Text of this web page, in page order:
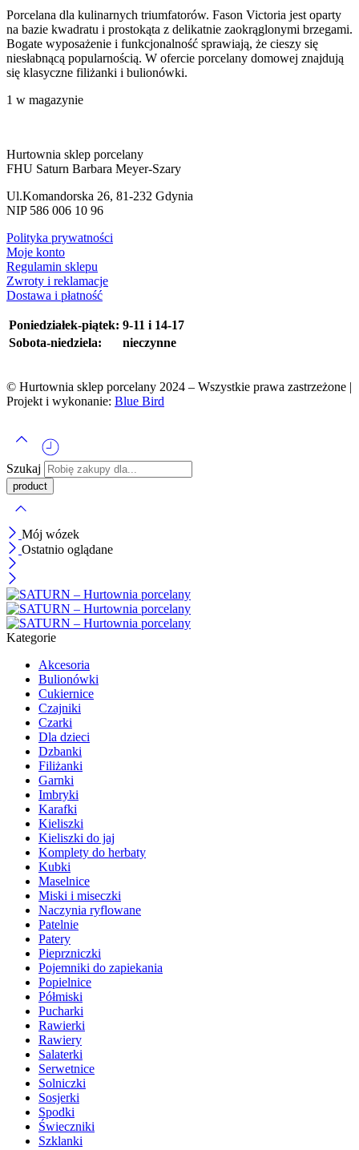
Porcelana dla kulinarnych triumfatorów. Fason Victoria jest oparty
na bazie kwadratu i prostokąta z delikatnie zaokrąglonymi brzegami.
Bogate wyposażenie i funkcjonalność sprawiają, że cieszy się
niesłabnącą popularnością. W ofercie porcelany domowej znajdują
się klasyczne filiżanki i bulionówki.
1 w magazynie
Hurtownia sklep porcelany
FHU Saturn Barbara Meyer-Szary
Ul.Komandorska 26, 81-232 Gdynia
NIP 586 006 10 96
Polityka prywatności
Moje konto
Regulamin sklepu
Zwroty i reklamacje
Dostawa i płatność
Poniedziałek-piątek: 9-11 i 14-17
Sobota-niedziela:
nieczynne
© Hurtownia sklep porcelany 2024 – Wszystkie prawa zastrzeżone |
Projekt i wykonanie: Blue Bird
Szukaj
Mój wózek
Ostatnio oglądane
Kategorie
Akcesoria
Bulionówki
Cukiernice
Czajniki
Czarki
Dla dzieci
Dzbanki
Filiżanki
Garnki
Imbryki
Karafki
Kieliszki
Kieliszki do jaj
Komplety do herbaty
Kubki
Maselnice
Miski i miseczki
Naczynia ryflowane
Patelnie
Patery
Pieprzniczki
Pojemniki do zapiekania
Popielnice
Półmiski
Pucharki
Rawierki
Rawiery
Salaterki
Serwetnice
Solniczki
Sosjerki
Spodki
Świeczniki
Szklanki